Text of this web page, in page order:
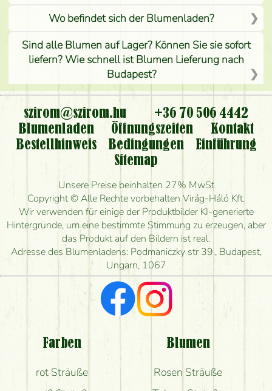
Wo befindet sich der Blumenladen?
Sind alle Blumen auf Lager? Können Sie sie sofort
liefern? Wie schnell ist Blumen Lieferung nach
Budapest?
Ist der Blumenladen non stop geöffnet?
Kann ich den bestellten Blumenstrauß persönlich
nehmen oder nur per Blumenversand?
Ist eine Bestellung für ländliche Gebiete möglich?
Wie lange kann ich heute Blumen mit Lieferung
bestellen?
Wie schnell können Sie den Blumenstrauß
herstellen und wann können Sie ihn frühestens
liefern?
Ich suche rote Rosen, hast du welche?
Welche Rückmeldungen bekomme ich zum
Bekomme ich wirklich, was auf dem Bild zu sehen
szirom@szirom.hu
+36 70 506 4442
Blumenladen
Öffnungszeiten
Kontakt
Bestellhinweis
Bedingungen
Einführung
Sitemap
Unsere Preise beinhalten 27% MwSt
Copyright © Alle Rechte vorbehalten Virág-Háló Kft.
Wir verwenden für einige der Produktbilder KI-generierte
Hintergründe, um eine bestimmte Stimmung zu erzeugen, aber
das Produkt auf den Bildern ist real.
Adresse des Blumenladens: Podmaniczky str 39., Budapest,
Ungarn, 1067
Farben
rot Sträuße
Blumen
Rosen Sträuße